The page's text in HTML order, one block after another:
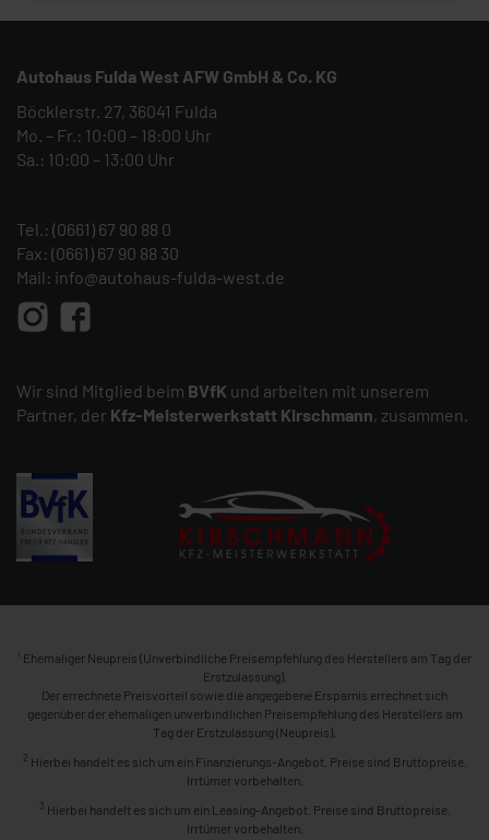
Autohaus Fulda West AFW GmbH & Co. KG
Böcklerstr. 27, 36041 Fulda
Mo. – Fr.: 10:00 – 18:00 Uhr
Sa.: 10:00 – 13:00 Uhr
Tel.: (0661) 67 90 88 0
Fax: (0661) 67 90 88 30
Mail: info@autohaus-fulda-west.de
Wir sind Mitglied beim BVfK und arbeiten mit unserem
Partner, der Kfz-Meisterwerkstatt Kirschmann, zusammen.
1 Ehemaliger Neupreis (Unverbindliche Preisempfehlung des Herstellers am Tag der
Erstzulassung).
Der errechnete Preisvorteil sowie die angegebene Ersparnis errechnet sich
gegenüber der ehemaligen unverbindlichen Preisempfehlung des Herstellers am
Tag der Erstzulassung (Neupreis).
2 Hierbei handelt es sich um ein Finanzierungs-Angebot. Preise sind Bruttopreise.
Irrtümer vorbehalten.
3 Hierbei handelt es sich um ein Leasing-Angebot. Preise sind Bruttopreise.
Irrtümer vorbehalten.